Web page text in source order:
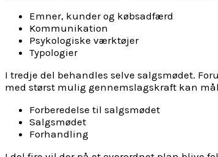
Emner, kunder og købsadfærd
Kommunikation
Psykologiske værktøjer
Typologier
I tredje del behandles selve salgsmødet.
med størst mulig gennemslagskraft kan
Forberedelse til salgsmødet
Salgsmødet
Forhandling